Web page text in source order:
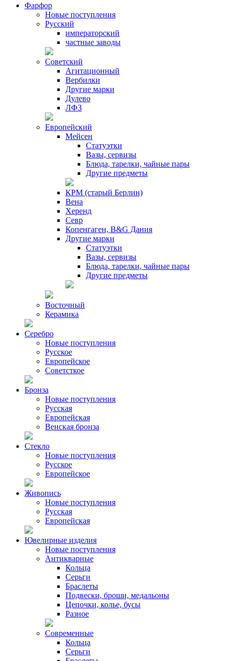
Фарфор
Новые поступления
Русский
императорский
частные заводы
Советский
Агитационный
Вербилки
Другие марки
Дулево
ЛФЗ
Европейский
Мейсен
Статуэтки
Вазы, сервизы
Блюда, тарелки, чайные пары
Другие предметы
КРМ (старый Берлин)
Вена
Херенд
Севр
Копенгаген, B&G Дания
Другие марки
Статуэтки
Вазы, сервизы
Блюда, тарелки, чайные пары
Другие предметы
Восточный
Керамика
Серебро
Новые поступления
Русское
Европейское
Советсткое
Бронза
Новые поступления
Русская
Европейская
Венская бронза
Стекло
Новые поступления
Русское
Европейское
Живопись
Новые поступления
Русская
Европейская
Ювелирные изделия
Новые поступления
Антикварные
Кольца
Серьги
Браслеты
Подвески, броши, медальоны
Цепочки, колье, бусы
Разное
Современные
Кольца
Серьги